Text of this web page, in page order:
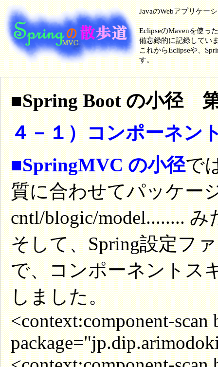
JavaのWebアプリケー
EclipseのMavenを使っ
備忘録的に記録してい
これからEclipseや、
す。
■Spring Boot の小径
４－１）コンポーネン
■SpringMVC の小径で
質に合わせてパッケー
cntl/blogic/model........
そして、Spring設定フ
で、コンポーネントス
しました。
<context:component-scan